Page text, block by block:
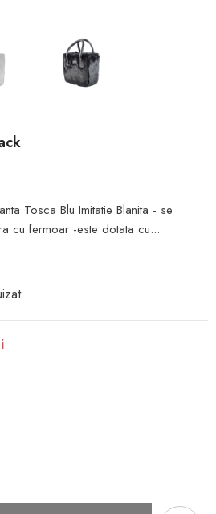
Tosca Blu Imitatie Blanita - se
cu fermoar -este dotata cu...